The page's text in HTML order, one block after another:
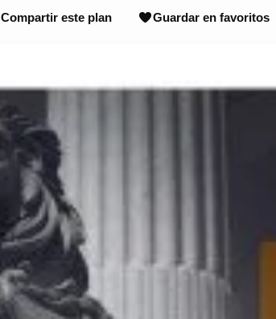
Compartir este plan Guardar en favoritos